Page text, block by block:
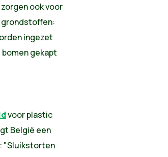
ook voor
grondstoffen:
ingezet
gekapt
voor plastic
België een
"Sluikstorten